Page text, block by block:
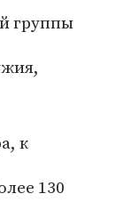
группы
к
130